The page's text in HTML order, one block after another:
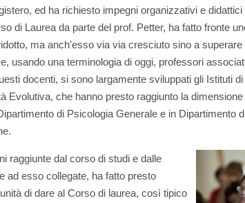
ed ha richiesto impegni organizzativi e
di Laurea da parte del prof. Petter, ha fatto fronte
ma anch'esso via via cresciuto sino a superare
usando una terminologia di oggi, professori
docenti, si sono largamente sviluppati gli Istituti
Evolutiva, che hanno presto raggiunto la
di Psicologia Generale e in Dipartimento
raggiunte dal corso di studi e dalle
ad esso collegate, ha fatto presto
di dare al Corso di laurea, così tipico